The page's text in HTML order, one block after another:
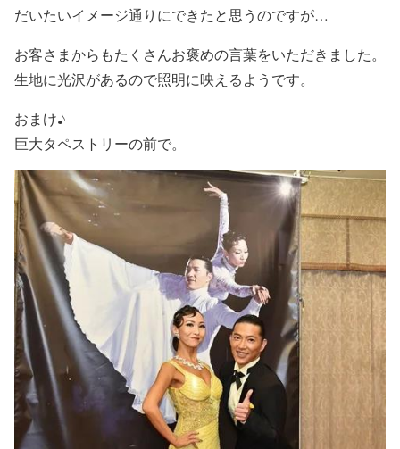
だいたいイメージ通りにできたと思うのですが…
お客さまからもたくさんお褒めの言葉をいただきました。
生地に光沢があるので照明に映えるようです。
おまけ♪
巨大タペストリーの前で。